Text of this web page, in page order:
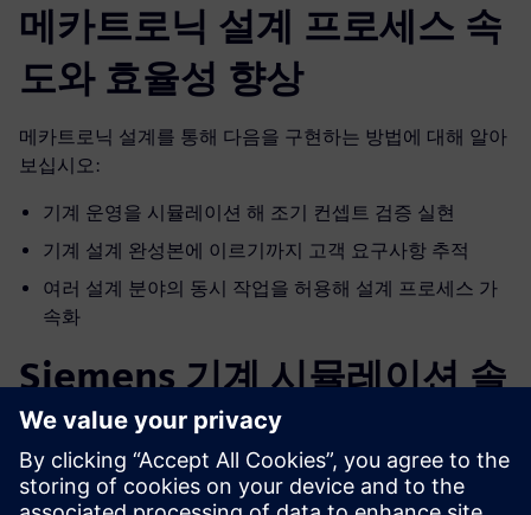
메카트로닉 설계 프로세스 속
도와 효율성 향상
메카트로닉 설계를 통해 다음을 구현하는 방법에 대해 알아
보십시오:
기계 운영을 시뮬레이션 해 조기 컨셉트 검증 실현
기계 설계 완성본에 이르기까지 고객 요구사항 추적
여러 설계 분야의 동시 작업을 허용해 설계 프로세스 가
속화
Siemens 기계 시뮬레이션 솔
루션을 사용해 얻을 수 있는
이점